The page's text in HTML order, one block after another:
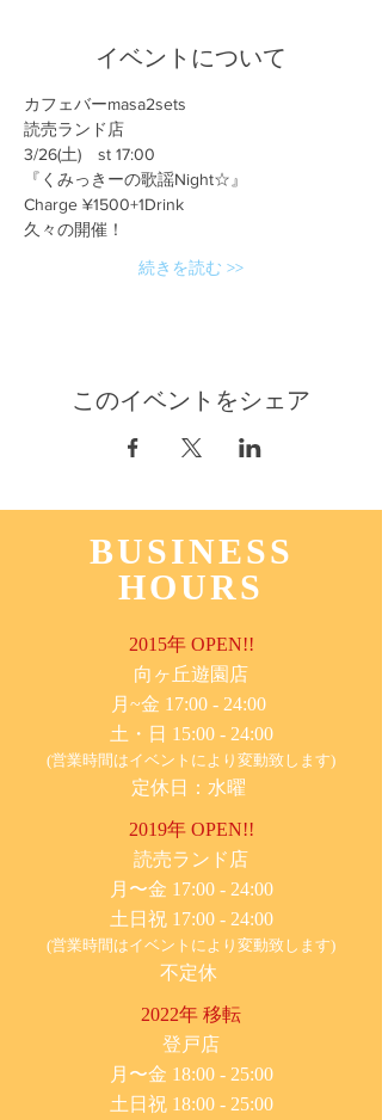
イベントについて
カフェバーmasa2sets
読売ランド店
3/26(土)　st 17:00
『くみっきーの歌謡Night☆』
Charge ¥1500+1Drink
久々の開催！
続きを読む >>
このイベントをシェア
BUSINESS
HOURS
2015年 OPEN!!
​向ヶ丘遊園店
月~金 17:00 - 24:00
土・日 15:00 - 24:00
(営業時間はイベントにより変動致します)
定休日：水曜
2019年 OPEN!!
​読売ランド店
月〜金 17:00 - 24:00
土日祝 17:00 - 24:00
(営業時間はイベントにより変動致します)
不定休
2022年 移転
​登戸店
月〜金 18:00 - 25:00
土日祝 18:00 - 25:00